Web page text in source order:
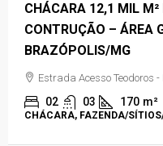
CHÁCARA 12,1 MIL
CONTRUÇÃO – ÁREA
BRAZÓPOLIS/MG
Estrada Acesso Teodoros
02 03 170 m²
CHÁCARA, FAZENDA/